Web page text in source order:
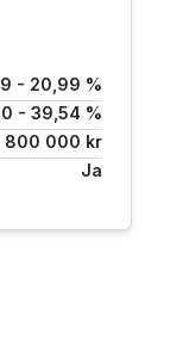
- 20,99 %
- 39,54 %
800 000 kr
Ja